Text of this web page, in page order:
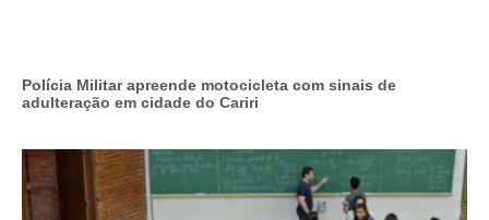
Polícia Militar apreende motocicleta com sinais de
adulteração em cidade do Cariri